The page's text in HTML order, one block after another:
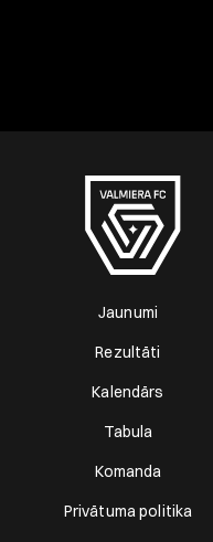
Jaunumi
Rezultāti
Kalendārs
Tabula
Komanda
Privātuma politika